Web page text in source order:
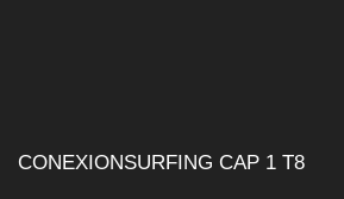
CONEXIONSURFING CAP 1 T8